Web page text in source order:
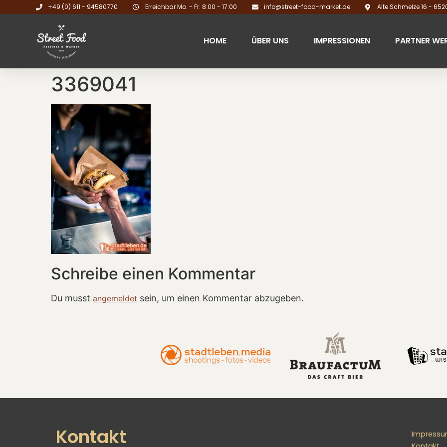
+49 (0) 611 - 94580770 Erreichbar Mo. - Fr. 8:00 - 17:00 info@street-food-market.de Alte Schmelze 16 -
HOME ÜBER UNS IMPRESSIONEN PARTNER
3369041
Schreibe einen Kommentar
Du musst angemeldet sein, um einen Kommentar abzugeben.
Kontakt